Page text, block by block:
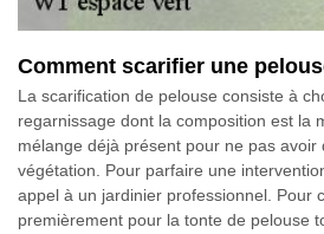
Comment scarifier une
La scarification de pelouse consiste à
regarnissage dont la composition est la
mélange déjà présent pour ne pas avoir
végétation. Pour parfaire une
appel à un jardinier professionnel. Pour
premièrement pour la tonte de pelouse